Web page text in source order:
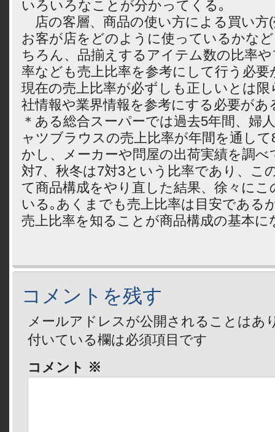
いろいろなことが分かってくる｡
店の客層、商品の使い方による買い方
お客が店をどのように使っているかな
ちろん、品揃えするアイテム数の比率
率なども売上比率を参考にして行う必
現在の売上比率が必ずしも正しいとは
社情報や業界情報を参考にする必要があ
＊ある総合スーパーでは過去5年間、婦
ャツブラウスの売上比率が年間を通し
かし、メーカーや問屋の出荷実績を調
対7、秋冬は7対3という比率であり、こ
て商品構成をやり直した結果、徐々に
いる｡あくまでも売上比率は目安である
売上比率を知ることが商品構成の基本に
コメントを残す
メールアドレスが公開されることはあ
付いている欄は必須項目です
コメント ※